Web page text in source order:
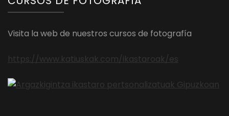
Visita la web de nuestros cursos de fotografía
https://www.katiuskak.com/ikastaroak/es